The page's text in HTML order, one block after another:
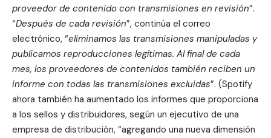
proveedor de contenido con transmisiones en revisión”.
“Después de cada revisión”, continúa el correo
electrónico, “eliminamos las transmisiones manipuladas y
publicamos reproducciones legítimas. Al final de cada
mes, los proveedores de contenidos también reciben un
informe con todas las transmisiones excluidas”. (Spotify
ahora también ha aumentado los informes que proporciona
a los sellos y distribuidores, según un ejecutivo de una
empresa de distribución, “agregando una nueva dimensión